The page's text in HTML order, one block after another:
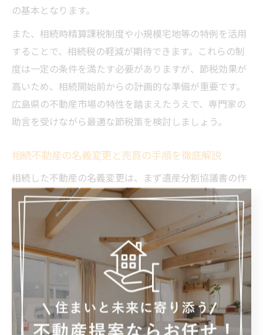
の基本となります。
また、相続時精算課税制度や小規模宅地等の特例を活用
することで、相続税の軽減が期待できます。これらの制
度は一定の条件を満たす必要がありますが、節税効果が
高いため、相続開始前からの計画的な準備が重要です。
広島県の不動産市場の特性を踏まえたうえで、専門家の
助言を受けながら最適な節税策を検討しましょう。
相続不動産の名義変更と売買の手順を徹底解説
相続した不動産の名義変更は、まず遺産分割協議書の作
成から始まります。これは相続人全員が合意した内容を
文書にするもので、これがないと名義変更が進められま
せん。次に、広島法務局で相続登記を行い、正式に名義
を相続人に移します。
名義変更後、不動産売買を行う場合は、売却の意思決定
から媒介契約、買主との売買契約、決済・引渡しまでの
流れを踏みます。広島県の不動産市場の動向を踏まえた
査定や、売却時の税務申告も重要なポイントです。これ